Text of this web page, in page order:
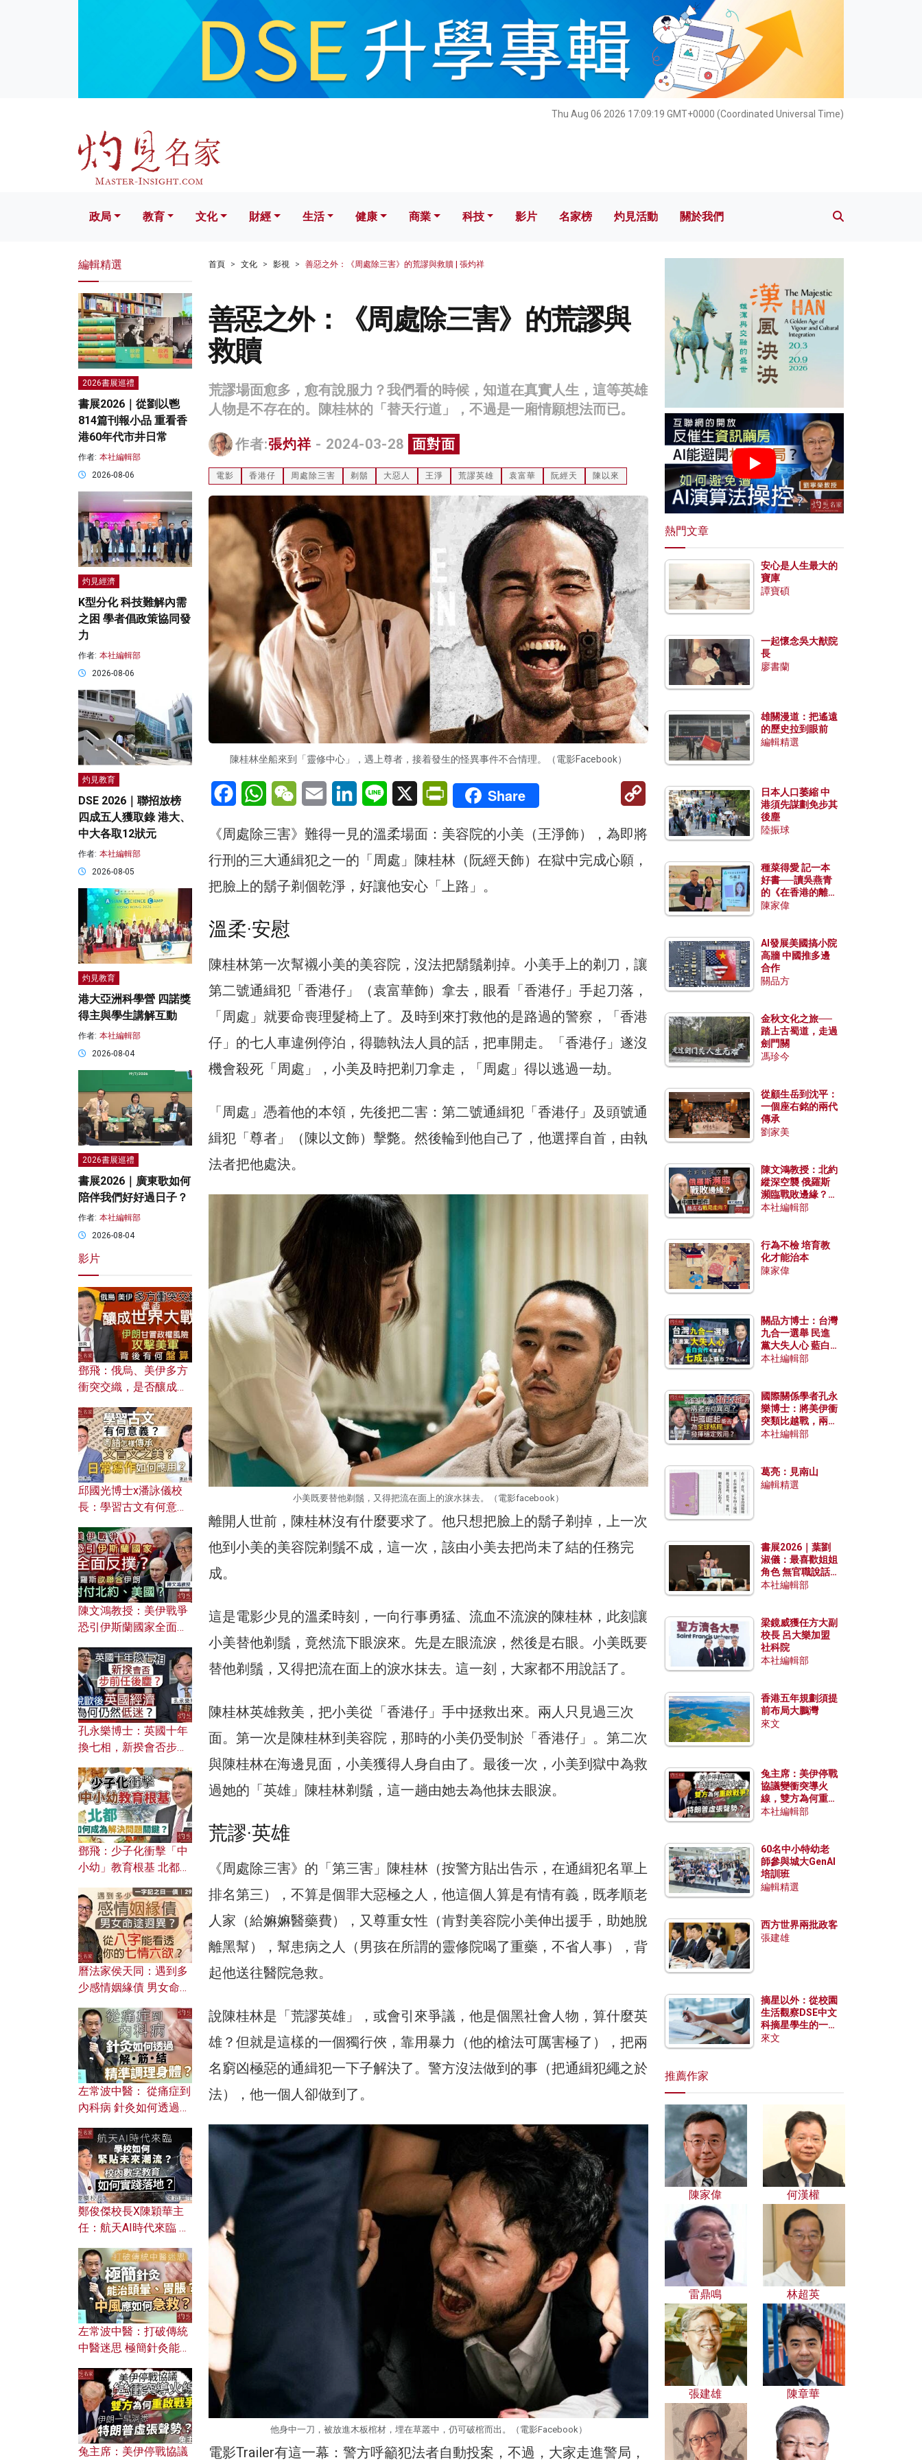
Thu Aug 06 2026 17:09:21 GMT+0000 (Coordinated Universal Time)
文化 財經 生活 健康 科技 影片 名家榜 灼見活動 關於我們
政局 教育 文化 財經 生活 健康 商業 科技 影片 名家榜 灼見活動 關於我們
首頁 文化 影視 善惡之外：《周處除三害》的荒謬與救贖 | 張灼祥
善惡之外：《周處除三害》的荒謬與
救贖
荒謬場面愈多，愈有說服力？我們看的時候，知道在真實人生，這等英雄
人物是不存在的。陳桂林的「替天行道」，不過是一廂情願想法而已。
作者:張灼祥 - 2024-03-28 面對面
電影 香港仔 周處除三害 剃鬍 大惡人 王淨 荒謬英雄 袁富華 阮經天 陳以來
陳桂林坐船來到「靈修中心」，遇上尊者，接着發生的怪異事件不合情理。（電影Facebook）
FacebookWhatsAppWeChatEmail LinkedInLine X PrintFriendly
Share
Copy
《周處除三害》難得一見的溫柔場面：美容院的小美（王淨飾），為即將
行刑的三大通緝犯之一的「周處」陳桂林（阮經天飾）在獄中完成心願，
把臉上的鬍子剃個乾淨，好讓他安心「上路」。
溫柔·安慰
陳桂林第一次幫襯小美的美容院，沒法把鬍鬚剃掉。小美手上的剃刀，讓
第二號通緝犯「香港仔」（袁富華飾）拿去，眼看「香港仔」手起刀落，
「周處」就要命喪理髮椅上了。及時到來打救他的是路過的警察，「香港
仔」的七人車違例停泊，得聽執法人員的話，把車開走。「香港仔」遂沒
機會殺死「周處」，小美及時把剃刀拿走，「周處」得以逃過一劫。
「周處」憑着他的本領，先後把二害：第二號通緝犯「香港仔」及頭號通
緝犯「尊者」（陳以文飾）擊斃。然後輪到他自己了，他選擇自首，由執
法者把他處決。
小美既要替他剃鬚，又得把流在面上的淚水抹去。（電影facebook）
離開人世前，陳桂林沒有什麼要求了。他只想把臉上的鬍子剃掉，上一次
他到小美的美容院剃鬚不成，這一次，該由小美去把尚未了結的任務完
成。
這是電影少見的溫柔時刻，一向行事勇猛、流血不流淚的陳桂林，此刻讓
小美替他剃鬚，竟然流下眼淚來。先是左眼流淚，然後是右眼。小美既要
替他剃鬚，又得把流在面上的淚水抹去。這一刻，大家都不用說話了。
陳桂林英雄救美，把小美從「香港仔」手中拯救出來。兩人只見過三次
面。第一次是陳桂林到美容院，那時的小美仍受制於「香港仔」。第二次
與陳桂林在海邊見面，小美獲得人身自由了。最後一次，小美到獄中為救
過她的「英雄」陳桂林剃鬚，這一趟由她去為他抹去眼淚。
荒謬·英雄
《周處除三害》的「第三害」陳桂林（按警方貼出告示，在通緝犯名單上
排名第三），不算是個罪大惡極之人，他這個人算是有情有義，既孝順老
人家（給嫲嫲醫藥費），又尊重女性（肯對美容院小美伸出援手，助她脫
離黑幫），幫患病之人（男孩在所謂的靈修院喝了重藥，不省人事），背
起他送往醫院急救。
說陳桂林是「荒謬英雄」，或會引來爭議，他是個黑社會人物，算什麼英
雄？但就是這樣的一個獨行俠，靠用暴力（他的槍法可厲害極了），把兩
名窮凶極惡的通緝犯一下子解決了。警方沒法做到的事（把通緝犯繩之於
法），他一個人卻做到了。
他身中一刀，被放進木板棺材，埋在草叢中，仍可破棺而出。（電影Facebook）
電影Trailer有這一幕：警方呼籲犯法者自動投案，不過，大家走進警局，
編輯精選
2026書展巡禮
書展2026｜從劉以鬯
814篇刊報小品 重看香
港60年代市井日常
作者: 本社編輯部
2026-08-06
灼見經濟
K型分化 科技難解內需
之困 學者倡政策協同發
力
作者: 本社編輯部
2026-08-06
灼見教育
DSE 2026｜聯招放榜
四成五人獲取錄 港大、
中大各取12狀元
作者: 本社編輯部
2026-08-05
灼見教育
港大亞洲科學營 四諾獎
得主與學生講解互動
作者: 本社編輯部
2026-08-04
2026書展巡禮
書展2026｜廣東歌如何
陪伴我們好好過日子？
作者: 本社編輯部
2026-08-04
影片
鄧飛：俄烏、美伊多方
衝突交織，是否釀成世
風險攻擊美軍，背後有
何盤算？
邱國光博士x潘詠儀校
長：學習古文有何意
文之美？ 日常寫作如何
應用？
陳文鴻教授：美伊戰爭
恐引伊斯蘭國家全面反
對付北約美國？
孔永樂博士：英國十年
換七相，新揆會否步前
濟為何仍然低迷？
鄧飛：少子化衝擊「中
小幼」教育根基 北都如
曆法家侯天同：遇到多
少感情姻緣債 男女命途
的七情六欲？
左常波中醫： 從痛症到
內科病 針灸如何透過解
鄭俊傑校長X陳穎華主
任：航天AI時代來臨 學
校內數字教育如何實踐
落地？
左常波中醫：打破傳統
中醫迷思 極簡針灸能治
何急救？
兔主席：美伊停戰協議
熱門文章
安心是人生最大的
寶庫
譚寶碩
一起懷念吳大猷院
長
廖書蘭
雄關漫道：把遙遠
的歷史拉到眼前
編輯精選
日本人口萎縮 中
港須先謀劃免步其
後塵
陸振球
種菜得愛 記一本
好書──讀吳燕青
的《在香港的離島
種菜》
陳家偉
AI發展美國搞小院
高牆 中國推多邊
合作
關品方
金秋文化之旅──
踏上古蜀道，走過
劍門關
馮珍今
從顧生岳到沈平：
一個座右銘的兩代
傳承
劉家美
陳文鴻教授：北約
縱深空襲 俄羅斯
瀕臨戰敗邊緣？中
國零部件能左右戰
本社編輯部
行為不檢 培育教
化才能治本
陳家偉
關品方博士：台灣
九合一選舉 民進
黨大失人心 藍白
合作有望拿下七成
本社編輯部
國際關係學者孔永
樂博士：將美伊衝
突類比越戰，兩者
有何異同？中國崛
本社編輯部
葛亮：見南山
編輯精選
書展2026｜葉劉
淑儀：最喜歡姐姐
角色 無官職說話
包袱少
本社編輯部
梁鏡威獲任方大副
校長 呂大樂加盟
社科院
本社編輯部
香港五年規劃須提
前布局大鵬灣
來文
兔主席：美伊停戰
協議變衝突導火
線，雙方為何重啟
戰爭？伊朗一早洞
本社編輯部
60名中小特幼老
師參與城大GenAI
培訓班
編輯精選
西方世界兩批政客
張建雄
摘星以外：從校園
生活觀察DSE中文
科摘星學生的一點
特質
來文
推薦作家
陳家偉 何漢權
雷鼎鳴 林超英
張建雄 陳章華